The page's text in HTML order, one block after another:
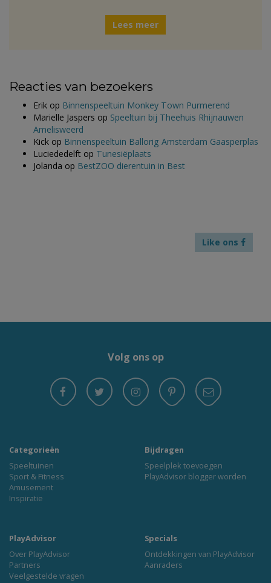
Lees meer
Reacties van bezoekers
Erik op Binnenspeeltuin Monkey Town Purmerend
Marielle Jaspers op Speeltuin bij Theehuis Rhijnauwen
Amelisweerd
Kick op Binnenspeeltuin Ballorig Amsterdam Gaasperplas
Luciededelft op Tunesiëplaats
Jolanda op BestZOO dierentuin in Best
Like ons
Volg ons op
Categorieën
Speeltuinen
Sport & Fitness
Amusement
Inspiratie
Bijdragen
Speelplek toevoegen
PlayAdvisor blogger worden
PlayAdvisor
Over PlayAdvisor
Partners
Veelgestelde vragen
Specials
Ontdekkingen van PlayAdvisor
Aanraders